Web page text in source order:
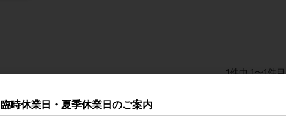
1件中 1〜1件目
臨時休業日・夏季休業日のご案内